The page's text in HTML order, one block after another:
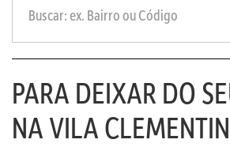
PARA DEIXAR DO
NA VILA